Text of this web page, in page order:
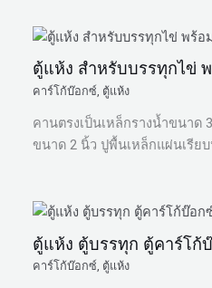
ตู้แห้ง สำหรับบรรทุกไข่
คาร์โก้บ๊อกซ์ ตู้แห้ง
คานตรงเป็นเหล็กรางน้ำขนาด
ขนาด 2 นิ้ว ปูพื้นเหล็กแผ่นเรีย
ตู้แห้ง ตู้บรรทุก ตู้คาร์โก้
คาร์โก้บ๊อกซ์, ตู้แห้ง